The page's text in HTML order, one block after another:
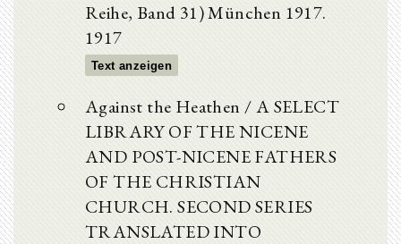
Reihe, Band 31) München 1917.
1917
Text anzeigen
Against the Heathen / A SELECT
LIBRARY OF THE NICENE
AND POST-NICENE FATHERS
OF THE CHRISTIAN
CHURCH. SECOND SERIES
TRANSLATED INTO